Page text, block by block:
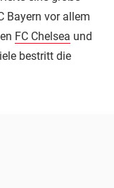
Bayern vor allem
FC Chelsea und
bestritt die